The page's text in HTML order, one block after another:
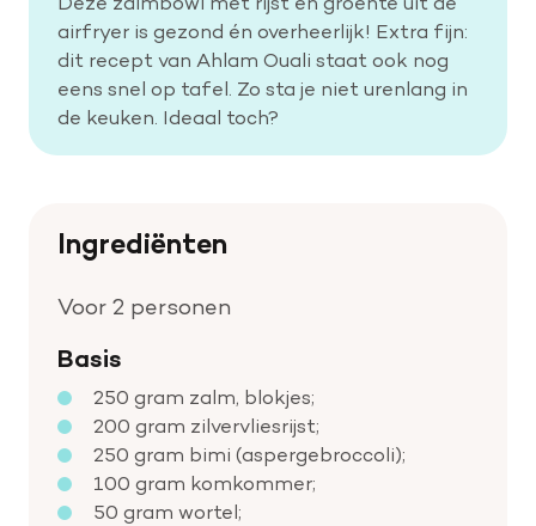
Help mee met tijd
Leven met
airfryer is gezond én overheerlijk! Extra fijn:
dit recept van Ahlam Ouali staat ook nog
eens snel op tafel. Zo sta je niet urenlang in
de keuken. Ideaal toch?
Ingrediënten
Voor 2 personen
Basis
250 gram zalm, blokjes;
200 gram zilvervliesrijst;
250 gram bimi (aspergebroccoli);
100 gram komkommer;
50 gram wortel;